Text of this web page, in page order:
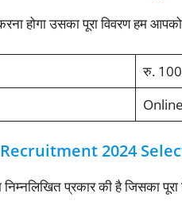
होगा उसका पूरा विवरण हम
रु.
Online
2024
प्रकार की है जिसका